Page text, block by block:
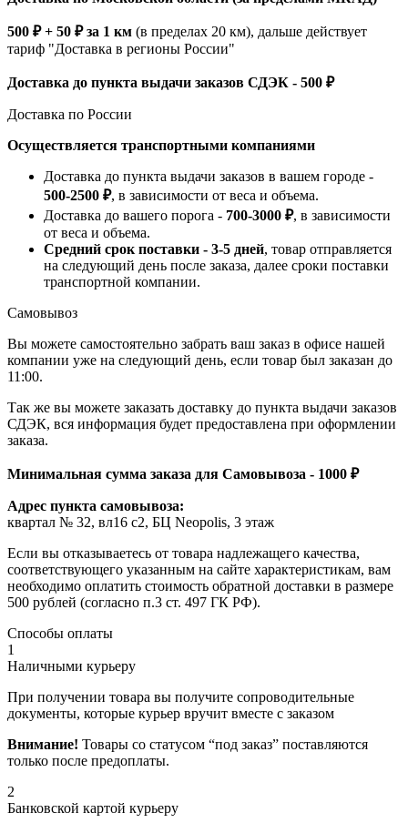
500 ₽ + 50 ₽ за 1 км (в пределах 20 км), дальше действует
тариф "Доставка в регионы России"
Доставка до пункта выдачи заказов СДЭК - 500 ₽
Доставка по России
Осуществляется транспортными компаниями
Доставка до пункта выдачи заказов в вашем городе -
500-2500 ₽, в зависимости от веса и объема.
Доставка до вашего порога - 700-3000 ₽, в зависимости
от веса и объема.
Средний срок поставки - 3-5 дней, товар отправляется
на следующий день после заказа, далее сроки поставки
транспортной компании.
Самовывоз
Вы можете самостоятельно забрать ваш заказ в офисе нашей
компании уже на следующий день, если товар был заказан до
11:00.
Так же вы можете заказать доставку до пункта выдачи заказов
СДЭК, вся информация будет предоставлена при оформлении
заказа.
Минимальная сумма заказа для Самовывоза - 1000 ₽
Адрес пункта самовывоза:
квартал № 32, вл16 с2, БЦ Neopolis, 3 этаж
Если вы отказываетесь от товара надлежащего качества,
соответствующего указанным на сайте характеристикам, вам
необходимо оплатить стоимость обратной доставки в размере
500 рублей (согласно п.3 ст. 497 ГК РФ).
Способы оплаты
1
Наличными курьеру
При получении товара вы получите сопроводительные
документы, которые курьер вручит вместе с заказом
Внимание! Товары со статусом “под заказ” поставляются
только после предоплаты.
2
Банковской картой курьеру